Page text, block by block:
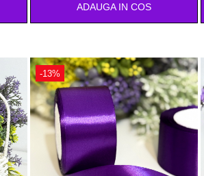
ADAUGA IN COS
-13%